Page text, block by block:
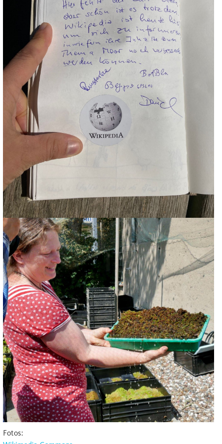
Fotos: